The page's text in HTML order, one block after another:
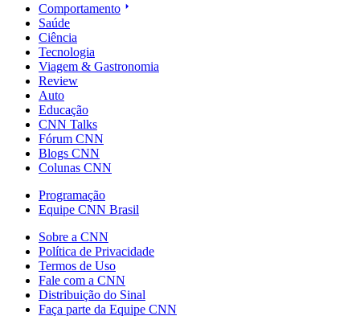
Comportamento
Saúde
Ciência
Tecnologia
Viagem & Gastronomia
Review
Auto
Educação
CNN Talks
Fórum CNN
Blogs CNN
Colunas CNN
Programação
Equipe CNN Brasil
Sobre a CNN
Política de Privacidade
Termos de Uso
Fale com a CNN
Distribuição do Sinal
Faça parte da Equipe CNN